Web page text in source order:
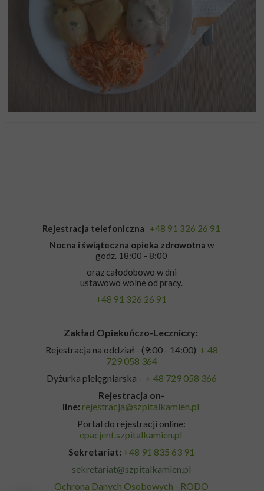
Rejestracja telefoniczna +48 91 326 26 91
Nocna i świąteczna opieka zdrowotna w
godz. 18:00 - 8:00
oraz całodobowo w dni
ustawowo wolne od pracy.
+48 91 326 26 91
Zakład Opiekuńczo-Leczniczy:
Rejestracja na oddział - (9:00 - 14:00) + 48
729 058 364
Dyżurka pielęgniarska - + 48 729 058 366
Rejestracja on-
line: rejestracja@szpitalkamien.pl
Portal do rejestracji online:
epacjent.szpitalkamien.pl
Sekretariat: +48 91 835 63 91
sekretariat@szpitalkamien.pl
Ochrona Danych Osobowych - RODO